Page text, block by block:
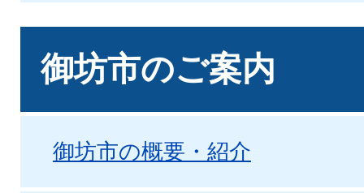
御坊市のご案内
御坊市の概要・紹介